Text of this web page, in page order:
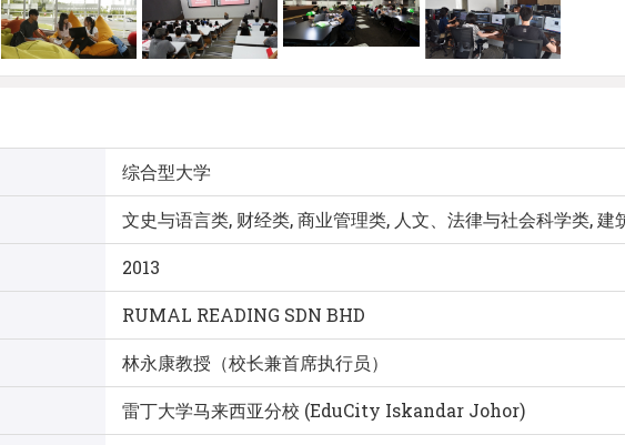
综合型大学
文史与语言类, 财经类, 商业管理类, 人文、法律与社会科学类, 建
2013
RUMAL READING SDN BHD
林永康教授（校长兼首席执行员）
雷丁大学马来西亚分校 (EduCity Iskandar Johor)